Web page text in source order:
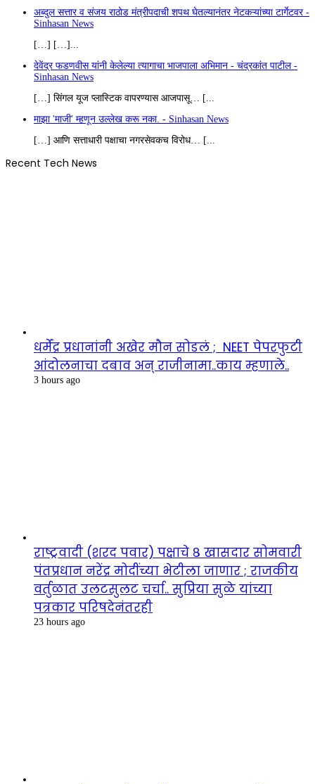
अब्दुल सत्तार व संजय राठोड मंत्रीपदाची शपथ घेतल्यानंतर नेटकऱ्यांच्या टार्गेटवर -
Sinhasan News
[…] […]...
देवेंद्र फडणवीस यांनी केलेल्या त्यागाचा भाजपाला अभिमान - चंद्रकांत पाटील -
Sinhasan News
[…] सिंगल यूज प्लास्टिक वापरण्यास आजपासू… [...
माझा 'माजी' म्हणून उल्लेख करू नका. - Sinhasan News
[…] आणि सत्ताधारी पक्षाचा नगरसेवकच विरोध… [...
Recent Tech News
धर्मेंद्र प्रधानांनी अखेर मौन सोडलं ; NEET पेपरफुटी
आंदोलनाचा दबाव अन् राजीनामा..काय म्हणाले..
3 hours ago
राष्ट्रवादी (शरद पवार) पक्षाचे ८ खासदार सोमवारी
पंतप्रधान नरेंद्र मोदींच्या भेटीला जाणार ; राजकीय
वर्तुळात उलटसुलट चर्चा.. सुप्रिया सुळे यांच्या
पत्रकार परिषदेनंतरही
23 hours ago